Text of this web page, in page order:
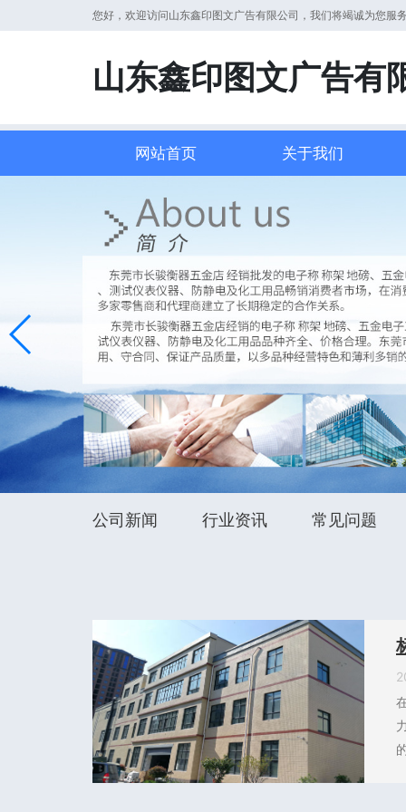
您好，欢迎访问山东鑫印图文广告有限公司，我们将竭诚为您服
山东鑫印图文广告有
网站首页 关于我们
公司新闻 行业资讯 常见问题